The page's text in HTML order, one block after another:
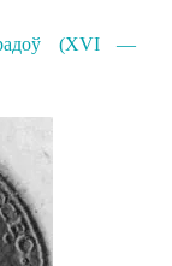
(XVI —